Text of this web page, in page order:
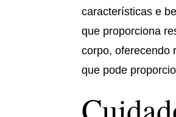
características e
que proporciona
corpo, oferecendo
que pode